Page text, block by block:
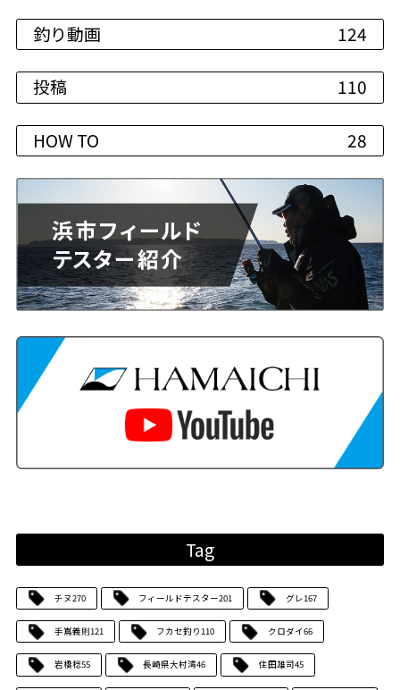
釣り動画 124
投稿 110
HOW TO 28
Tag
チヌ270 フィールドテスター201 グレ167
手嶌義則121 フカセ釣り110 クロダイ66
岩橋稔55 長崎県大村湾46 住田雄司45